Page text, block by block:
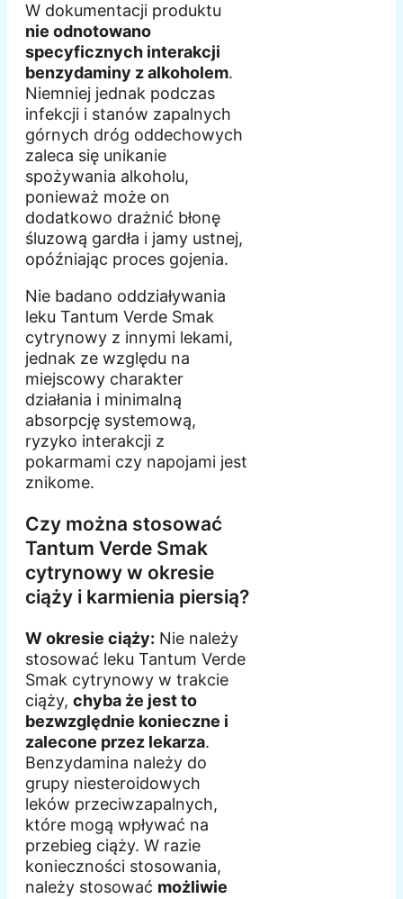
W dokumentacji produktu
nie odnotowano
specyficznych interakcji
benzydaminy z alkoholem.
Niemniej jednak podczas
infekcji i stanów zapalnych
górnych dróg oddechowych
zaleca się unikanie
spożywania alkoholu,
ponieważ może on
dodatkowo drażnić błonę
śluzową gardła i jamy ustnej,
opóźniając proces gojenia.
Nie badano oddziaływania
leku Tantum Verde Smak
cytrynowy z innymi lekami,
jednak ze względu na
miejscowy charakter
działania i minimalną
absorpcję systemową,
ryzyko interakcji z
pokarmami czy napojami jest
znikome.
Czy można stosować
Tantum Verde Smak
cytrynowy w okresie
ciąży i karmienia piersią?
W okresie ciąży: Nie należy
stosować leku Tantum Verde
Smak cytrynowy w trakcie
ciąży, chyba że jest to
bezwzględnie konieczne i
zalecone przez lekarza.
Benzydamina należy do
grupy niesteroidowych
leków przeciwzapalnych,
które mogą wpływać na
przebieg ciąży. W razie
konieczności stosowania,
należy stosować możliwie